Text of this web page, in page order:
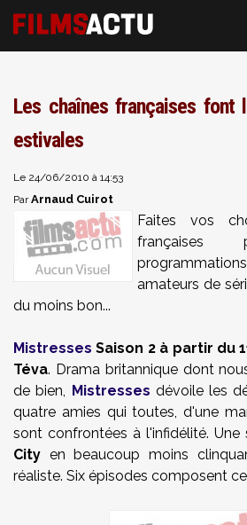
Les chaînes françaises font
estivales
Le 24/06/2010 à 14:53
ParArnaud Cuirot
Faites vos
françaises
amateurs de
du moins bon...
Mistresses Saison 2 à partir du
Téva. Drama britannique dont
de bien, Mistresses dévoile les
quatre amies qui toutes, d'une
sont confrontées à l'infidélité. Une
City en beaucoup moins
réaliste. Six épisodes composent